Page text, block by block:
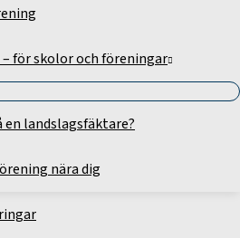
för skolor och föreningar
en landslagsfäktare?
nära dig